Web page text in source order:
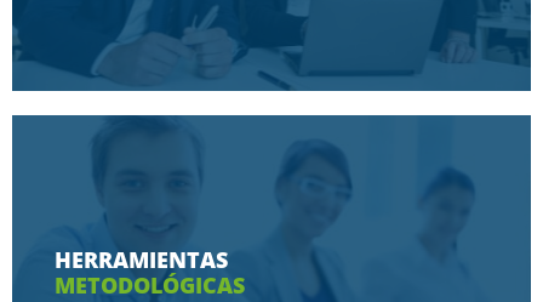
Conoce aquí las razones porque nos eligen
Ver más
HERRAMIENTAS
METODOLÓGICAS